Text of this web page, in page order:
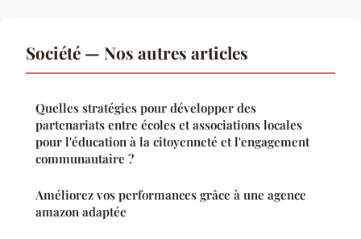
Société — Nos autres articles
Quelles stratégies pour développer des
partenariats entre écoles et associations locales
pour l'éducation à la citoyenneté et l'engagement
communautaire ?
Améliorez vos performances grâce à une agence
amazon adaptée